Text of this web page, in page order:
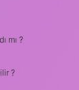
mı ?
?